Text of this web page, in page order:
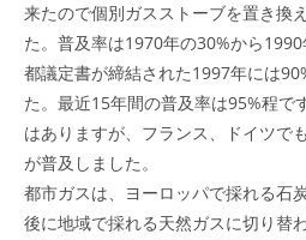
来たので個別ガスストーブを置き換
た。普及率は1970年の30%から
都議定書が締結された1997年には
た。最近15年間の普及率は95%程で
はありますが、フランス、ドイツで
が普及しました。
都市ガスは、ヨーロッパで採れる石
後に地域で採れる天然ガスに切り替